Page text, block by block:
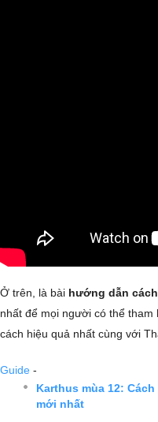
Ở trên, là bài hướng dẫn
nhất để mọi người có thể tham
cách hiệu quả nhất cùng với
Guide -
Karthus mùa 12:
mới nhất